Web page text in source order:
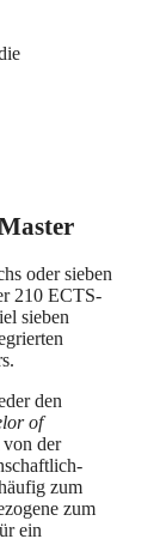
oder sieben
210 ECTS-
sieben
den
of
der
zum
zum
ein